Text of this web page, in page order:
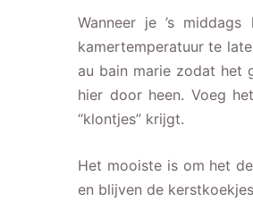
Wanneer je ’s
kamertemperatuur te
au bain marie zodat het
hier door heen. Voeg
“klontjes” krijgt.
Het mooiste is om het
en blijven de